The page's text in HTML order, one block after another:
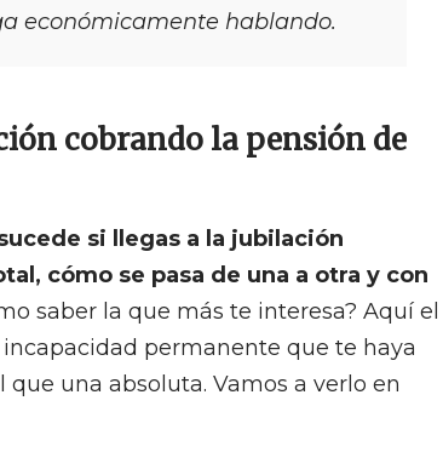
económicamente hablando.
cobrando la pensión de
si llegas a la jubilación
cómo se pasa de una a otra y con
saber la que más te interesa? Aquí el
permanente que te haya
una absoluta. Vamos a verlo en